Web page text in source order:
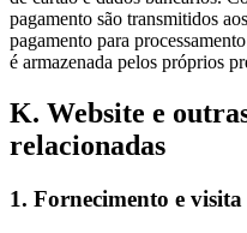
pagamento são transmitidos
pagamento para
é armazenada pelos próprios
K. Website e
relacionadas
1. Fornecimento e visita